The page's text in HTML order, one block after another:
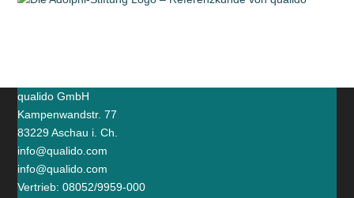
qualido GmbH
Kampenwandstr. 77
83229 Aschau i. Ch.
info@qualido.com
info@qualido.com
Vertrieb: 08052/9959-000